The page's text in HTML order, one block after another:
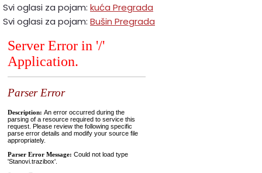
Svi oglasi za pojam: kuća Pregrada
Svi oglasi za pojam: Bušin Pregrada